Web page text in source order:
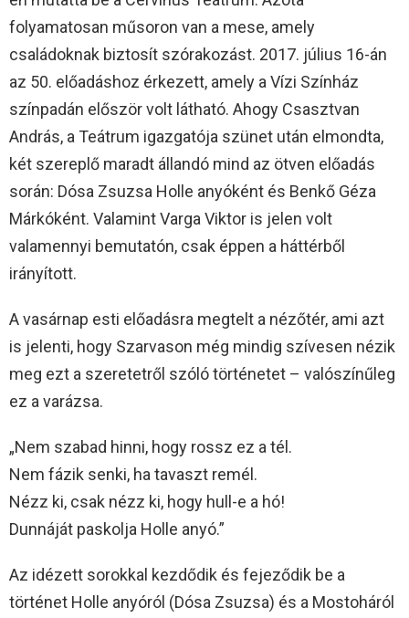
folyamatosan műsoron van a mese, amely
családoknak biztosít szórakozást. 2017. július 16-án
az 50. előadáshoz érkezett, amely a Vízi Színház
színpadán először volt látható. Ahogy Csasztvan
András, a Teátrum igazgatója szünet után elmondta,
két szereplő maradt állandó mind az ötven előadás
során: Dósa Zsuzsa Holle anyóként és Benkő Géza
Márkóként. Valamint Varga Viktor is jelen volt
valamennyi bemutatón, csak éppen a háttérből
irányított.
A vasárnap esti előadásra megtelt a nézőtér, ami azt
is jelenti, hogy Szarvason még mindig szívesen nézik
meg ezt a szeretetről szóló történetet – valószínűleg
ez a varázsa.
„Nem szabad hinni, hogy rossz ez a tél.
Nem fázik senki, ha tavaszt remél.
Nézz ki, csak nézz ki, hogy hull-e a hó!
Dunnáját paskolja Holle anyó.”
Az idézett sorokkal kezdődik és fejeződik be a
történet Holle anyóról (Dósa Zsuzsa) és a Mostoháról